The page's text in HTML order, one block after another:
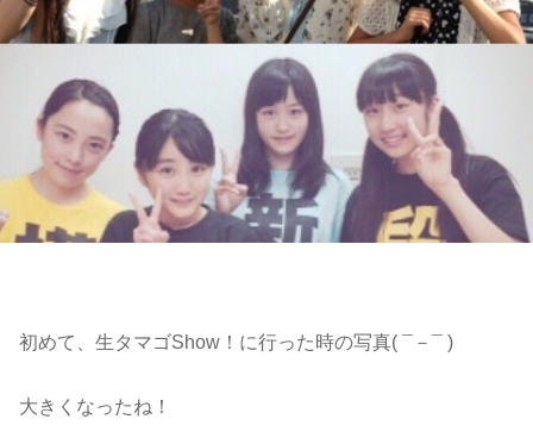
初めて、生タマゴShow！に行った時の写真( ¯－¯ )
大きくなったね！